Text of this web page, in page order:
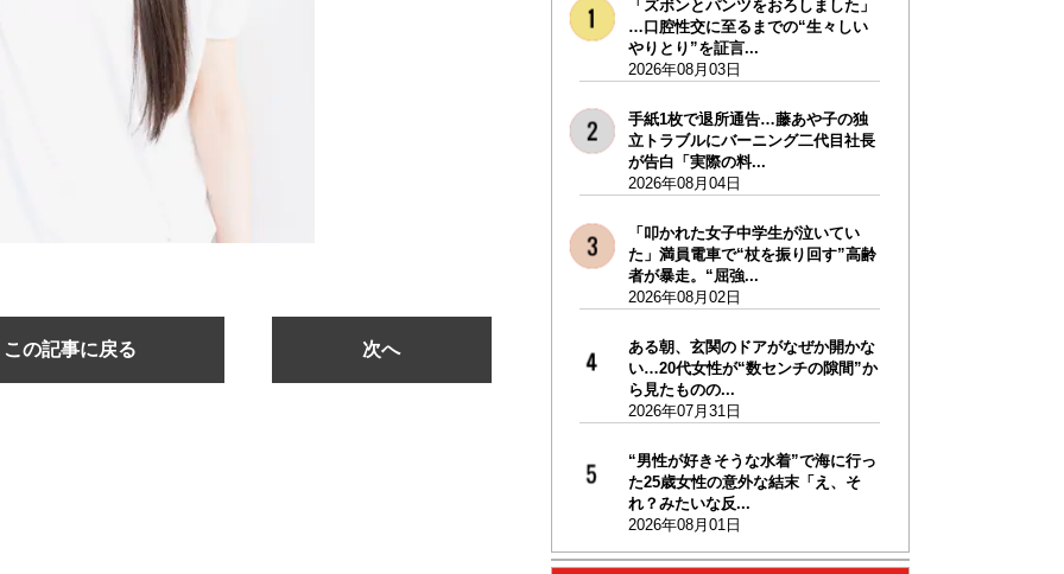
この記事に戻る 次へ
「ズボンとパンツをおろしました」
…口腔性交に至るまでの“生々しい
やりとり”を証言...
2026年08月03日
手紙1枚で退所通告…藤あや子の独
立トラブルにバーニング二代目社長
が告白「実際の料...
2026年08月04日
「叩かれた女子中学生が泣いてい
た」満員電車で“杖を振り回す”高齢
者が暴走。“屈強...
2026年08月02日
ある朝、玄関のドアがなぜか開かな
い…20代女性が“数センチの隙間”か
ら見たものの...
2026年07月31日
“男性が好きそうな水着”で海に行っ
た25歳女性の意外な結末「え、そ
れ？みたいな反...
2026年08月01日